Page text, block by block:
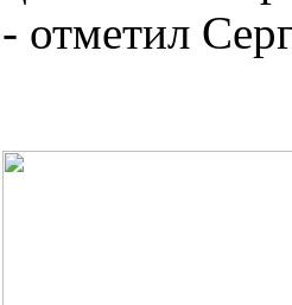
- отметил